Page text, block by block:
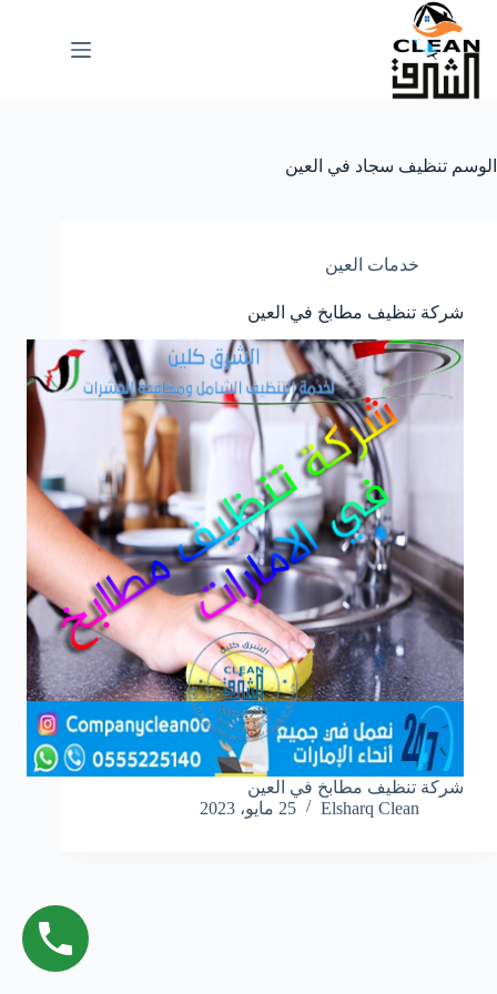
التجاوز
المحتوى
الوسم تنظيف سجاد في العين
خدمات العين
شركة تنظيف مطابخ في العين
شركة تنظيف مطابخ في العين
Elsharq Clean
25 مايو، 2023